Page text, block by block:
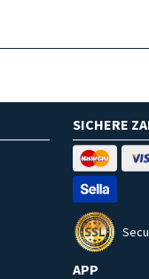
SICHERE
APP